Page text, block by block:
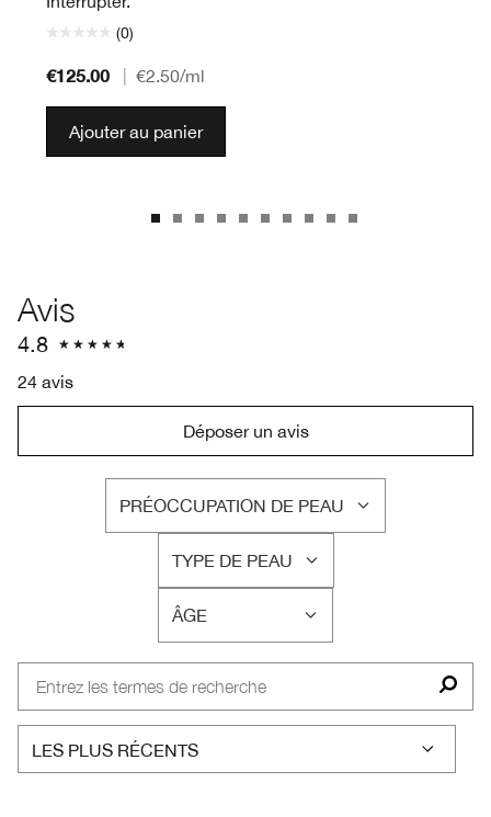
(0)
€125.00 €2.50/ml
Ajouter au panier
Avis
4.8
24 avis
Déposer un avis
PRÉOCCUPATION DE PEAU
FRANÇAIS
TYPE DE PEAU
FRANÇAIS
ÂGE
FRANÇAIS